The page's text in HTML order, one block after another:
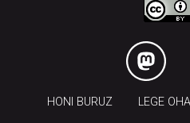
HONI BURUZ LEGE